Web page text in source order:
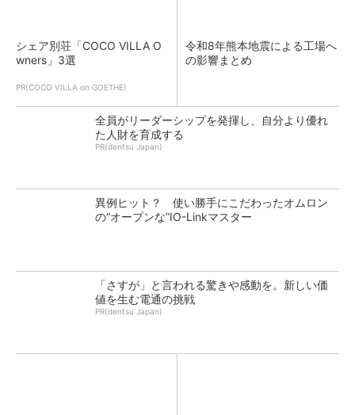
シェア別荘「COCO VILLA O
wners」3選
PR(COCO VILLA on GOETHE)
令和8年熊本地震による工場へ
の影響まとめ
全員がリーダーシップを発揮し、自分より優れ
た人財を育成する
PR(dentsu Japan)
異例ヒット？ 使い勝手にこだわったオムロン
の“オープンな”IO-Linkマスター
「さすが」と言われる驚きや感動を。新しい価
値を生む電通の挑戦
PR(dentsu Japan)